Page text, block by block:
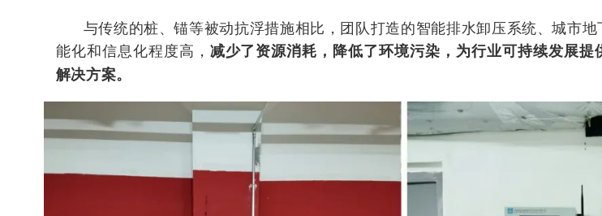
与传统的桩、锚等被动抗浮措施相比，团队打造的智能排水卸压系统、城市
能化和信息化程度高， 减少了资源消耗，降低了环境污染，为行业可持续发展
解决方案。